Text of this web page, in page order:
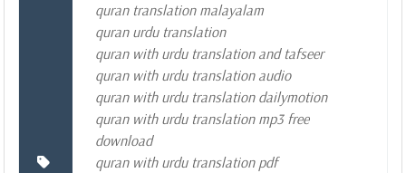
quran translation malayalam
quran urdu translation
quran with urdu translation and tafseer
quran with urdu translation audio
quran with urdu translation dailymotion
quran with urdu translation mp3 free
download
quran with urdu translation pdf